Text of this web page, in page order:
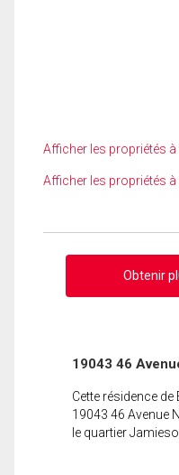
Afficher les propriétés
Afficher les propriétés
Obtenir
19043 46
Cette résidence
19043 46 Avenue
le quartier